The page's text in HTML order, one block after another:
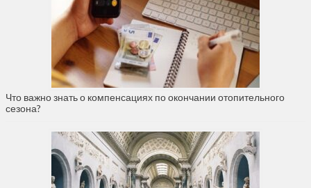
Что важно знать о компенсациях по окончании отопительного
сезона?